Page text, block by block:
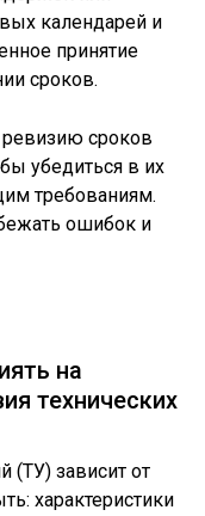
календарей и
принятие
сроков.
ревизию сроков
убедиться в их
требованиям.
ошибок и
на
технических
(ТУ) зависит от
характеристики